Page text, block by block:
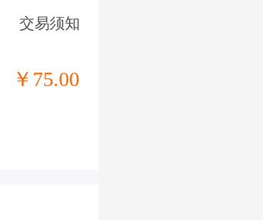
交易须知
￥75.00